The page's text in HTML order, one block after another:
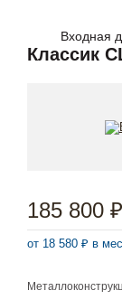
Входная
Классик
185 800 ₽
от 18 580 ₽ в